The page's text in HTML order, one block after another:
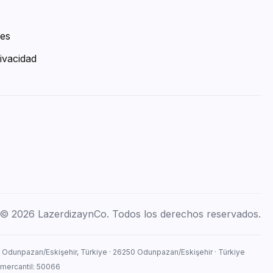
© 2026 LazerdizaynCo. Todos los derechos reservados.
Eskişehir, Türkiye · 26250 Odunpazarı/Eskişehir · Türkiye
50066